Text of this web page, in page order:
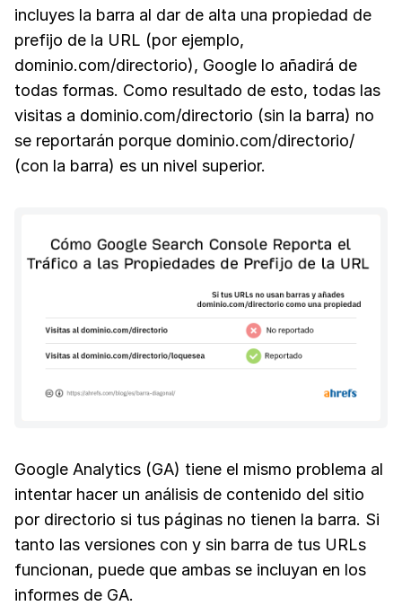
incluyes la barra al dar de alta una propiedad de
prefijo de la URL (por ejemplo,
dominio.com/directorio), Google lo añadirá de
todas formas. Como resultado de esto, todas las
visitas a dominio.com/directorio (sin la barra) no
se reportarán porque dominio.com/directorio/
(con la barra) es un nivel superior.
Google Analytics (GA) tiene el mismo problema al
intentar hacer un análisis de contenido del sitio
por directorio si tus páginas no tienen la barra. Si
tanto las versiones con y sin barra de tus URLs
funcionan, puede que ambas se incluyan en los
informes de GA.